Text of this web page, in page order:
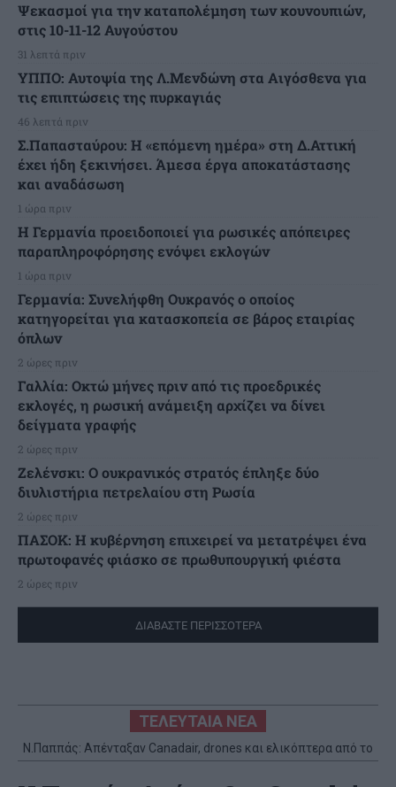
Ψεκασμοί για την καταπολέμηση των κουνουπιών,
στις 10-11-12 Αυγούστου
31 λεπτά πριν
ΥΠΠΟ: Αυτοψία της Λ.Μενδώνη στα Αιγόσθενα για
τις επιπτώσεις της πυρκαγιάς
46 λεπτά πριν
Σ.Παπασταύρου: Η «επόμενη ημέρα» στη Δ.Αττική
έχει ήδη ξεκινήσει. Άμεσα έργα αποκατάστασης
και αναδάσωση
1 ώρα πριν
Η Γερμανία προειδοποιεί για ρωσικές απόπειρες
παραπληροφόρησης ενόψει εκλογών
1 ώρα πριν
Γερμανία: Συνελήφθη Ουκρανός ο οποίος
κατηγορείται για κατασκοπεία σε βάρος εταιρίας
όπλων
2 ώρες πριν
Γαλλία: Οκτώ μήνες πριν από τις προεδρικές
εκλογές, η ρωσική ανάμειξη αρχίζει να δίνει
δείγματα γραφής
2 ώρες πριν
Ζελένσκι: Ο ουκρανικός στρατός έπληξε δύο
διυλιστήρια πετρελαίου στη Ρωσία
2 ώρες πριν
ΠΑΣΟΚ: Η κυβέρνηση επιχειρεί να μετατρέψει ένα
πρωτοφανές φιάσκο σε πρωθυπουργική φιέστα
2 ώρες πριν
ΔΙΑΒΑΣΤΕ ΠΕΡΙΣΣΟΤΕΡΑ